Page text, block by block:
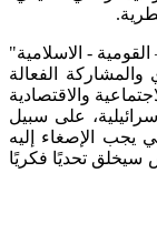
- الاسلامية"
الفعالة
والاقتصادية
على سبيل
يجب الإصغاء إليه
سيخلق تحديًا فكريًا